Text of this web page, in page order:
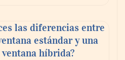
las diferencias entre
estándar y una
ventana híbrida?